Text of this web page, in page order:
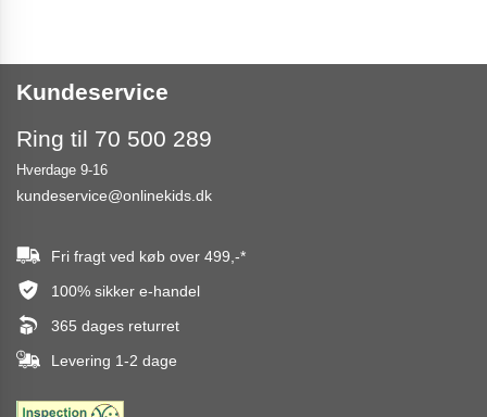
Kundeservice
Ring til 70 500 289
Hverdage 9-16
kundeservice@onlinekids.dk
Fri fragt ved køb over 499,-*
100% sikker e-handel
365 dages returret
Levering 1-2 dage